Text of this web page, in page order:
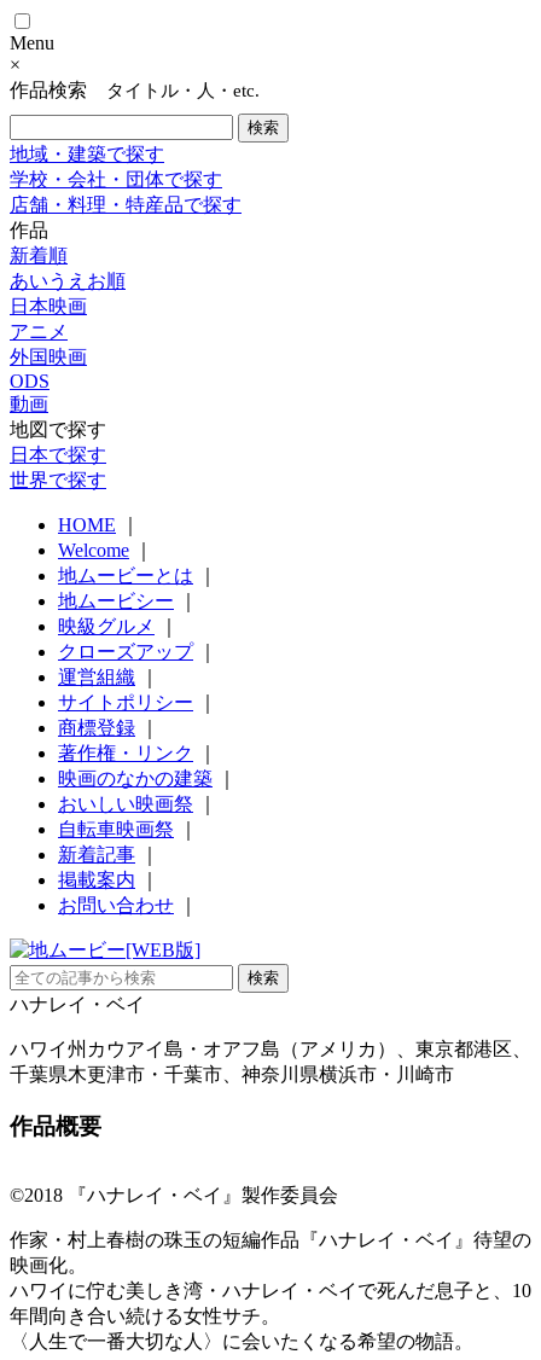
Menu
×
作品検索
タイトル・人・etc.
地域・建築で探す
学校・会社・団体で探す
店舗・料理・特産品で探す
作品
新着順
あいうえお順
日本映画
アニメ
外国映画
ODS
動画
地図で探す
日本で探す
世界で探す
HOME
Welcome
地ムービーとは
地ムービシー
映級グルメ
クローズアップ｜
運営組織
サイトポリシー
商標登録
著作権・リンク
映画のなかの建築
おいしい映画祭
自転車映画祭
新着記事
掲載案内
お問い合わせ
ハナレイ・ベイ
ハワイ州カウアイ島・オアフ島（アメリカ）、東京都港区、
千葉県木更津市・千葉市、神奈川県横浜市・川崎市
作品概要
©2018 『ハナレイ・ベイ』製作委員会
作家・村上春樹の珠玉の短編作品『ハナレイ・ベイ』待望の
映画化。
ハワイに佇む美しき湾・ハナレイ・ベイで死んだ息子と、10
年間向き合い続ける女性サチ。
〈人生で一番大切な人〉に会いたくなる希望の物語。